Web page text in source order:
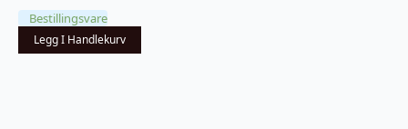
Bestillingsvare
Legg I Handlekurv